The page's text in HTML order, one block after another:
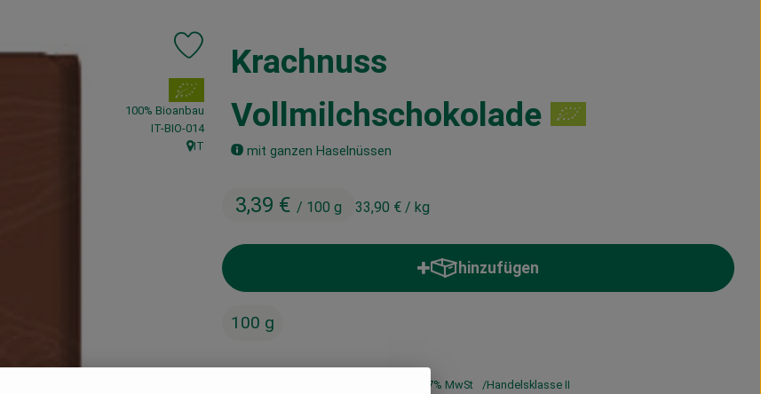
Krachnuss
Vollmilchschokolade
mit ganzen Haselnüssen
3,39 € / 100 g 33,90 € / kg
Produkt zu Favouriten hinzufügen
, Verband:
100% Bioanbau
, Kontrollstelle:
IT-BIO-014
, Herkunft:
IT
hinzufügen
Produkt zum Warenkorb hinzufügen
100 g
7% MwSt Handelsklasse II